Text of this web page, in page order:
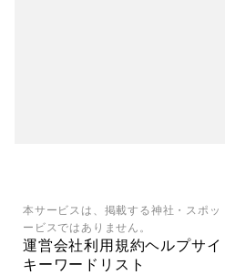
本サービスは、掲載する神社・スポ
ービスではありません。
運営会社利用規約ヘルプサ
キーワードリスト